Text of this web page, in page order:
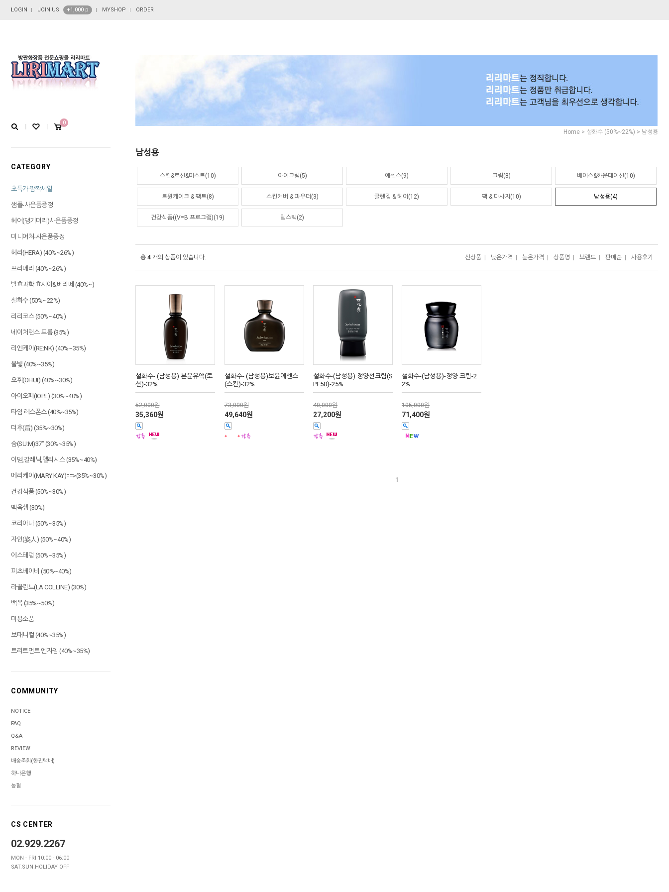
LOGIN JOIN US +1,000 p MYSHOP ORDER
0
CATEGORY
초특가 깜짝세일
샘플-사은품증정
헤어(댕기머리)사은품증정
미니어처-사은품증정
헤라(HERA) (40%~26%)
프리메라 (40%~26%)
발효과학 효시아&베리떼 (40%~)
설화수 (50%~22%)
리리코스 (50%~40%)
네이처런스 프롬 (35%)
리엔케이(RE:NK) (40%~35%)
올빛 (40%~35%)
오휘(OHUI) (40%~30%)
아이오페(IOPE) (30%~40%)
타임 레스폰스 (40%~35%)
더후(后) (35%~30%)
숨(SU:M)37˚ (30%~35%)
이뎀,갈레닉,엘리시스 (35%~40%)
메리케이(MARY KAY)==>(35%~30%)
건강식품 (50%~30%)
백옥생 (30%)
코리아나 (50%~35%)
자인(姿人) (50%~40%)
에스테덤 (50%~35%)
피츠베이비 (50%~40%)
라꼴린느(LA COLLINE) (30%)
백옥 (35%~50%)
미용소품
보태니컬 (40%~35%)
트리트먼트 엔자임 (40%~35%)
COMMUNITY
NOTICE
FAQ
Q&A
REVIEW
배송조회(한진택배)
하나은행
농협
CS CENTER
02.929.2267
MON - FRI 10:00 - 06:00
SAT.SUN.HOLIDAY OFF
Home > 설화수 (50%~22%) > 남성용
남성용
스킨&로션&미스트(10) 아이크림(5) 에센스(9) 크림(8) 베이스&화운데이션(10)
트윈케이크 & 팩트(8) 스킨커버 & 파우더(3) 클렌징 & 헤어(12) 팩 & 마사지(10) 남성용(4)
건강식품((V=B 프로그램)(19) 립스틱(2)
총 4 개의 상품이 있습니다. 신상품 낮은가격 높은가격 상품명 브랜드 판매순 사용후기
설화수- (남성용) 본윤유액(로
션)-32%
52,000원
35,360원
설화수- (남성용)보윤에센스
(스킨)-32%
73,000원
49,640원
설화수-(남성용) 정양선크림(S
PF50)-25%
40,000원
27,200원
설화수-(남성용)-정양 크림-2
2%
105,000원
71,400원
1